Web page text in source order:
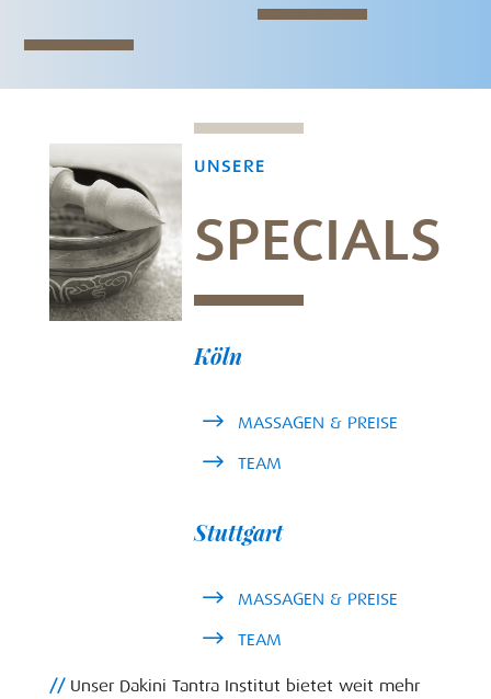
UNSERE
SPECIALS
Köln
MASSAGEN & PREISE
TEAM
Stuttgart
MASSAGEN & PREISE
TEAM
// Unser Dakini Tantra Institut bietet weit mehr